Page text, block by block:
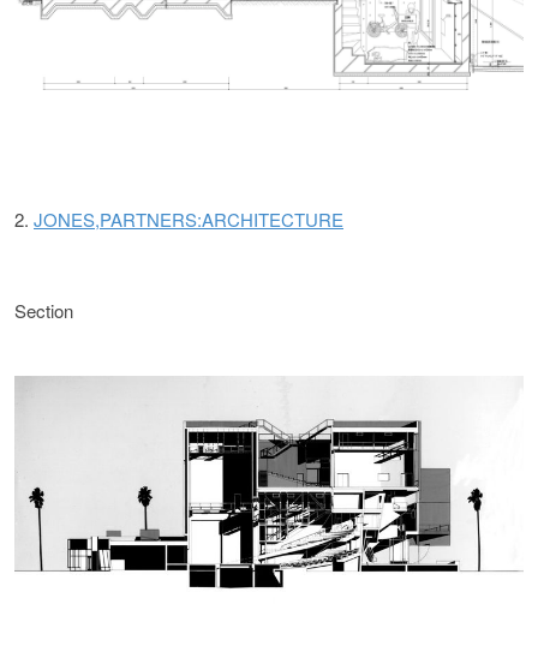
2. JONES,PARTNERS:ARCHITECTURE
Section